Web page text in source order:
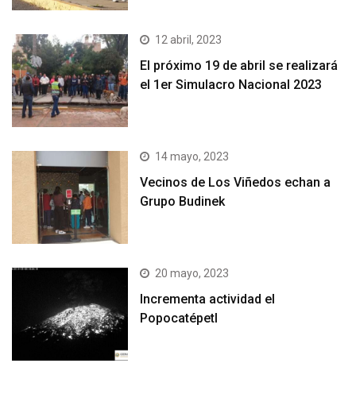
12 abril, 2023
El próximo 19 de abril se realizará
el 1er Simulacro Nacional 2023
14 mayo, 2023
Vecinos de Los Viñedos echan a
Grupo Budinek
20 mayo, 2023
Incrementa actividad el
Popocatépetl